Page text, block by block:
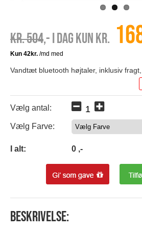
Kr. 504,- I dag kun kr.
Vandtæt bluetooth højtaler, inklusiv
Vælg antal:
Vælg Farve:
I alt: 0 ,-
Beskrivelse: